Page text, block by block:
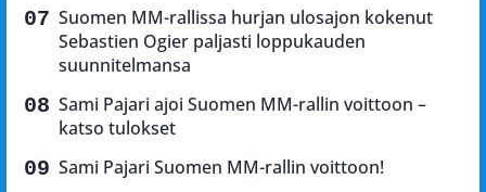
Suomen MM-rallissa hurjan ulosajon kokenut
Sebastien Ogier paljasti loppukauden
suunnitelmansa
Sami Pajari ajoi Suomen MM-rallin voittoon –
katso tulokset
Sami Pajari Suomen MM-rallin voittoon!